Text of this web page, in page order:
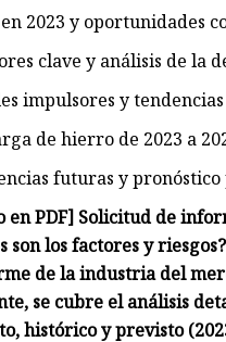
2023 y oportunidades
clave y análisis de la
impulsores y tendencias
de hierro de 2023 a
futuras y pronóstico
en PDF] Solicitud de
son los factores y riesgos?
de la industria del
se cubre el análisis
histórico y previsto